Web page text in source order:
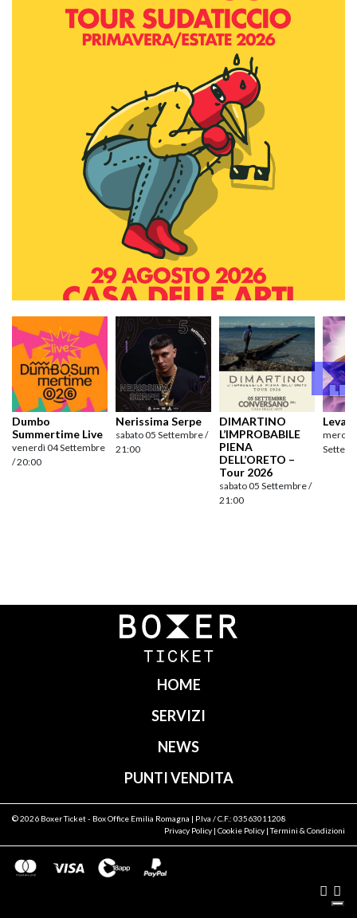
Dumbo
Summertime Live
venerdì 04 Settembre
/ 20:00
Nerissima Serpe
sabato 05 Settembre /
21:00
DIMARTINO
L’IMPROBABILE
PIENA
DELL’ORETO –
Tour 2026
sabato 05 Settembre /
21:00
Navigazione
HOME
SERVIZI
NEWS
PUNTI VENDITA
© 2026 Boxer Ticket- Box Office Emilia Romagna | P.Iva / C.F.: 03563011208
Privacy Policy | Cookie Policy |Termini & Condizioni